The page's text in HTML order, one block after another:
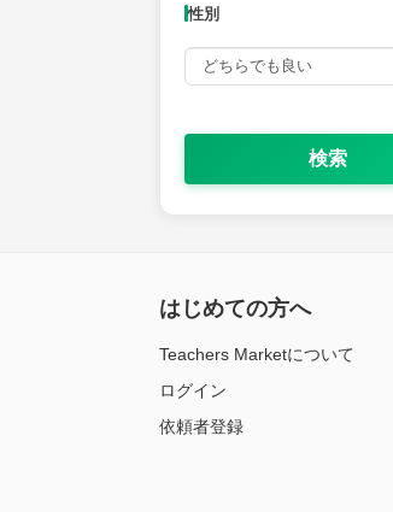
性別
検索
はじめての方へ
Teachers Marketについて
ログイン
依頼者登録